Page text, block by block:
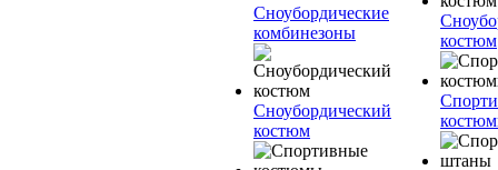
Сноубордические
комбинезоны
Сноубордический
костюм
костюм